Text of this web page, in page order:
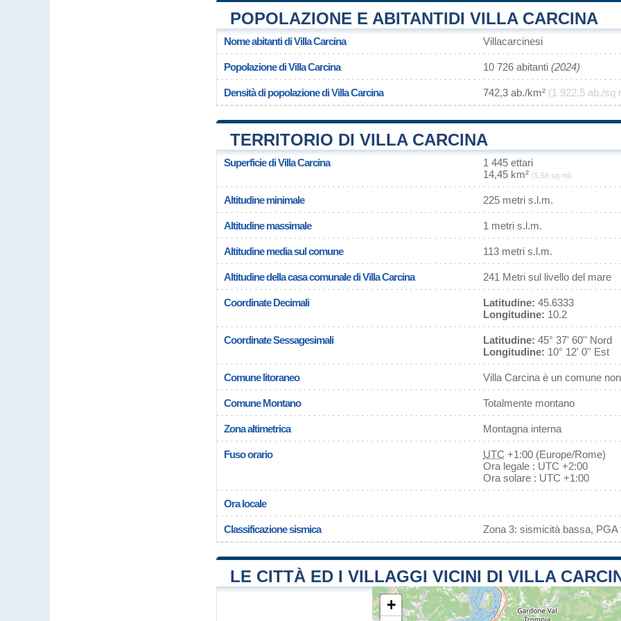
POPOLAZIONE E ABITANTIDI VILLA CARCINA
Nome abitanti di Villa Carcina Villacarcinesi
Popolazione di Villa Carcina 10 726 abitanti (2024)
Densità di popolazione di Villa Carcina 742,3 ab./km² (1 922,5 ab./sq
TERRITORIO DI VILLA CARCINA
Superficie di Villa Carcina
1 445 ettari
14,45 km² (5,58 sq mi)
Altitudine minimale 225 metri s.l.m.
Altitudine massimale 1 metri s.l.m.
Altitudine media sul comune 113 metri s.l.m.
Altitudine della casa comunale di Villa Carcina 241 Metri sul livello del mare
Coordinate Decimali Latitudine: 45.6333
Longitudine: 10.2
Coordinate Sessagesimali Latitudine: 45° 37' 60'' Nord
Longitudine: 10° 12' 0'' Est
Comune litoraneo Villa Carcina è un comune
Comune Montano Totalmente montano
Zona altimetrica Montagna interna
Fuso orario UTC +1:00 (Europe/Rome)
Ora legale : UTC +2:00
Ora solare : UTC +1:00
Ora locale
Classificazione sismica Zona 3: sismicità bassa, PGA
LE CITTÀ ED I VILLAGGI VICINI DI VILLA
+